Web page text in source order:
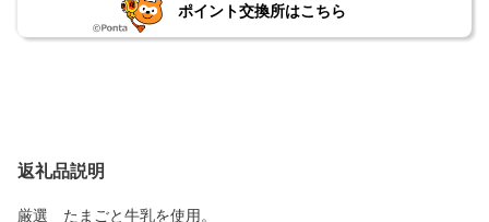
ポイント交換所はこちら
返礼品説明
厳選 たまごと牛乳を使用。